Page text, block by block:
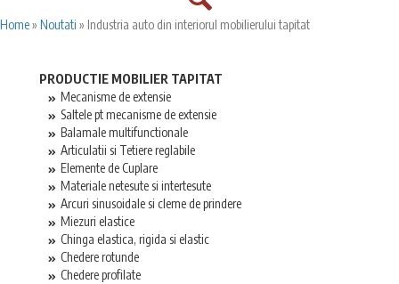
Home» Noutati » Industria auto din interiorul mobilierului tapitat
PRODUCTIE MOBILIER TAPITAT
Mecanisme de extensie
Saltele pt mecanisme de extensie
Balamale multifunctionale
Articulatii si Tetiere reglabile
Elemente de Cuplare
Materiale netesute si intertesute
Arcuri sinusoidale si cleme de prindere
Miezuri elastice
Chinga elastica, rigida si elastic
Chedere rotunde
Chedere profilate